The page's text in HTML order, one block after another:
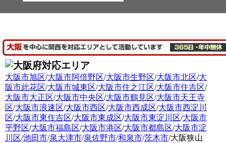
大阪市旭区/大阪市阿倍野区/大阪市生野区/大阪市北区/大
阪市此花区/大阪市城東区/大阪市住之江区/大阪市住吉区/
大阪市大正区/大阪市中央区/大阪市鶴見区/大阪市天王寺
区/大阪市浪速区/大阪市西区/大阪市西成区/大阪市西淀川
区/大阪市東住吉区/大阪市東成区/大阪市東淀川区/大阪市
平野区/大阪市福島区/大阪市港区/大阪市都島区/大阪市淀
川区/池田市/泉大津市/泉佐野市/和泉市/茨木市/大阪狭山